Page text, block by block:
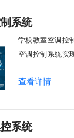
能智慧校园生态
态光照追踪实时
系统
学校教室空调控
空调控制系统实
管理全校空调设
警。管理人员通
工巡检工作量，
查看详情
系统